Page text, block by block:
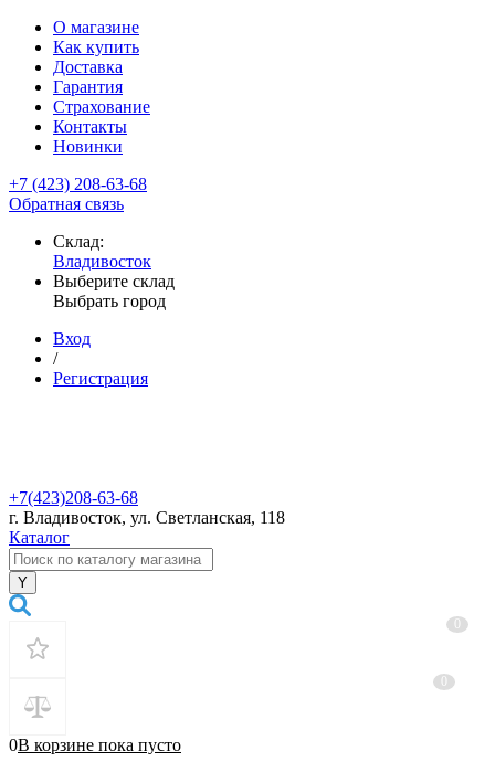
О магазине
Как купить
Доставка
Гарантия
Страхование
Контакты
Новинки
+7 (423) 208-63-68
Обратная связь
Склад:
Владивосток
Выберите склад
Выбрать город
Вход
/
Регистрация
+7(423)208-63-68
г. Владивосток, ул. Светланская, 118
Каталог
0В корзине пока пусто